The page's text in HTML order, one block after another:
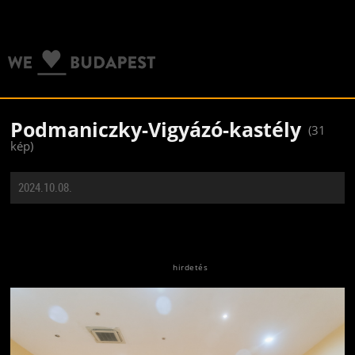
Podmaniczky-Vigyázó-kastély (31
kép)
2024.10.08.
Jön még kép!